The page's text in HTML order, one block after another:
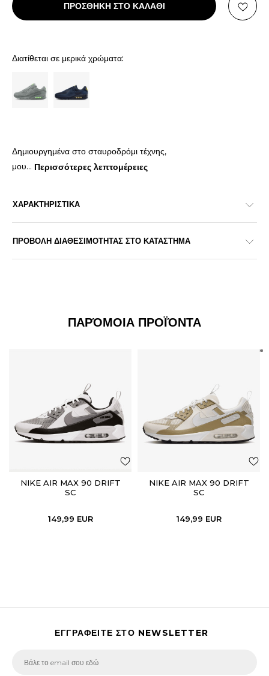
ΠΡΟΣΘΗΚΗ ΣΤΟ ΚΑΛΑΘΙ
Διατίθεται σε μερικά χρώματα:
Δημιουργημένα στο σταυροδρόμι τέχνης,
μου... Περισσότερες λεπτομέρειες
ΧΑΡΑΚΤΗΡΙΣΤΙΚΑ
ΠΡΟΒΟΛΗ ΔΙΑΘΕΣΙΜΟΤΗΤΑΣ ΣΤΟ ΚΑΤΑΣΤΗΜΑ
ΠΑΡΌΜΟΙΑ ΠΡΟΪΌΝΤΑ
NIKE AIR MAX 90 DRIFT
SC
149,99 EUR
NIKE AIR MAX 90 DRIFT
SC
149,99 EUR
ΕΓΓΡΑΦΕΙΤΕ ΣΤΟ NEWSLETTER